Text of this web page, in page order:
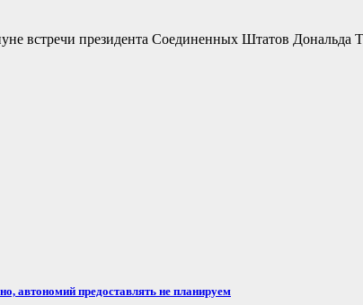
встречи президента Соединенных Штатов
автономий предоставлять не планируем